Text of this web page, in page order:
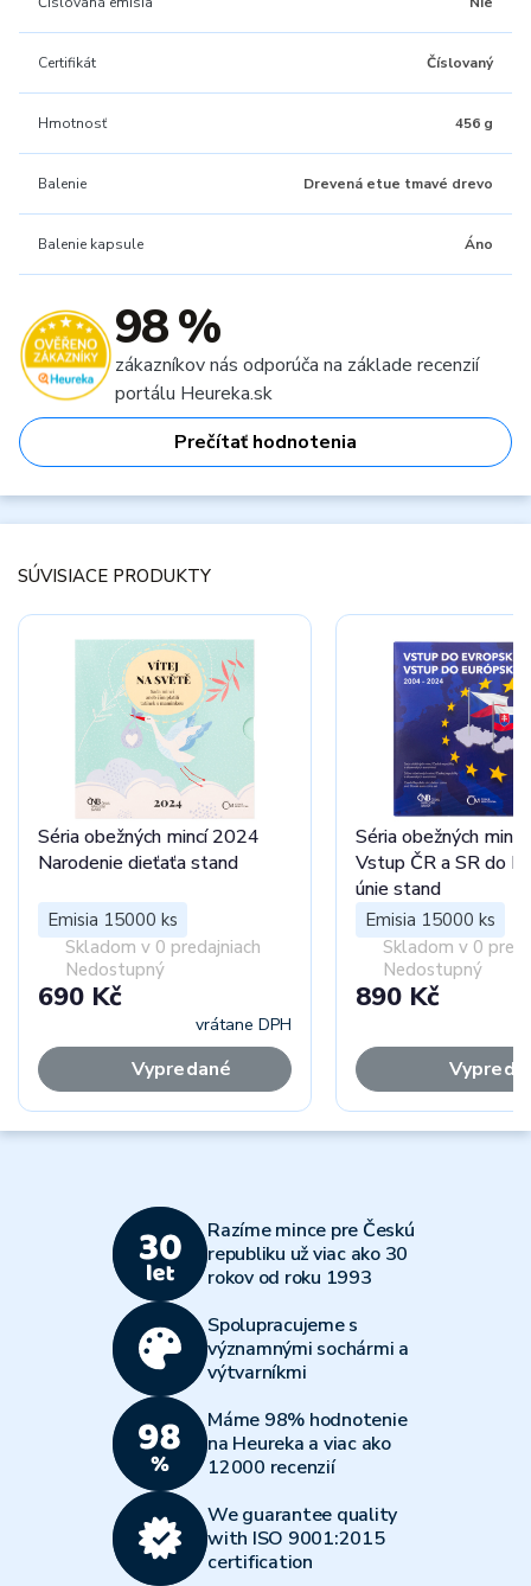
Certifikát Číslovaný
Hmotnosť 456 g
Balenie Drevená etue tmavé drevo
Balenie kapsule Áno
98 %
zákazníkov nás odporúča na základe recenzií
portálu Heureka.sk
Prečítať hodnotenia
SÚVISIACE PRODUKTY
Séria obežných mincí 2024
Narodenie dieťaťa stand
Emisia 15000 ks
Skladom v 0 predajniach
Nedostupný
690 Kč
vrátane DPH
Vypredané
Séria obežných
Vstup ČR a SR do
únie stand
Emisia 15000 ks
Skladom v 0
Nedostupný
890 Kč
Razíme mince pre Českú
republiku už viac ako 30
rokov od roku 1993
Spolupracujeme s
významnými sochármi a
výtvarníkmi
Máme 98% hodnotenie
na Heureka a viac ako
12000 recenzií
We guarantee quality
with ISO 9001:2015
certification